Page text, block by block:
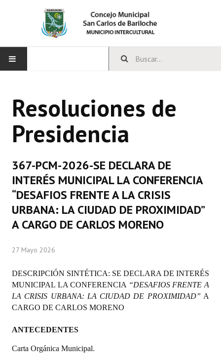
CONCEJO
Bloques Políticos
Comisiones Permanentes
Comisiones Especiales
Concejales Mandato Cumplido
Programas
LEGISLACIÓN
Constitución Nacional
Constitución Provincial
Resoluciones de
Presidencia
367-PCM-2026-SE DECLARA DE
INTERÉS MUNICIPAL LA CONFERENCIA
“DESAFIOS FRENTE A LA CRISIS
URBANA: LA CIUDAD DE PROXIMIDAD”
A CARGO DE CARLOS MORENO
27 Mayo 2026
DESCRIPCIÓN SINTÉTICA: SE DECLARA DE INTERÉS
MUNICIPAL LA CONFERENCIA “DESAFIOS FRENTE A
LA CRISIS URBANA: LA CIUDAD DE PROXIMIDAD” A
CARGO DE CARLOS MORENO
ANTECEDENTES
Carta Orgánica Municipal.